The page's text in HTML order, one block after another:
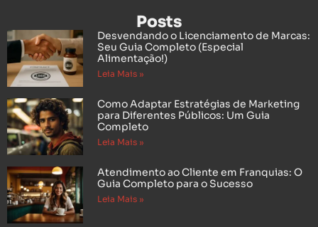
Posts
Desvendando o Licenciamento de Marcas:
Seu Guia Completo (Especial
Alimentação!)
Leia Mais »
Como Adaptar Estratégias de Marketing
para Diferentes Públicos: Um Guia
Completo
Leia Mais »
Atendimento ao Cliente em Franquias: O
Guia Completo para o Sucesso
Leia Mais »